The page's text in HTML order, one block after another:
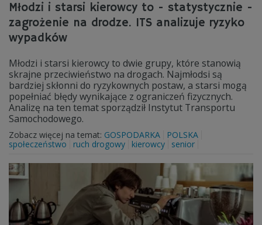
Młodzi i starsi kierowcy to - statystycznie -
zagrożenie na drodze. ITS analizuje ryzyko
wypadków
Młodzi i starsi kierowcy to dwie grupy, które stanowią
skrajne przeciwieństwo na drogach. Najmłodsi są
bardziej skłonni do ryzykownych postaw, a starsi mogą
popełniać błędy wynikające z ograniczeń fizycznych.
Analizę na ten temat sporządził Instytut Transportu
Samochodowego.
Zobacz więcej na temat: GOSPODARKA
POLSKA
społeczeństwo
ruch drogowy kierowcy senior